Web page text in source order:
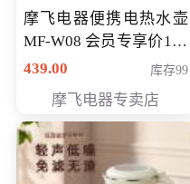
摩飞电器便携电热水壶
MF-W08 会员专享价198
元
439.00 库存99
摩飞电器专卖店